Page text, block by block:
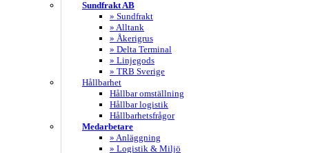
Sundfrakt AB
» Sundfrakt
» Alltank
» Åkerigrus
» Delta Terminal
» Linjegods
» TRB Sverige
Hållbarhet
Hållbar omställning
Hållbar logistik
Hållbarhetsfrågor
Medarbetare
» Anläggning
» Logistik & Miljö